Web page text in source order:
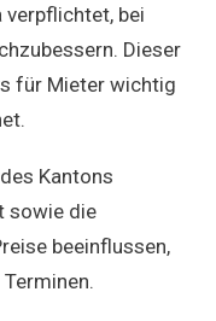
bei
Dieser
für Mieter wichtig
Kantons
sowie die
beeinflussen,